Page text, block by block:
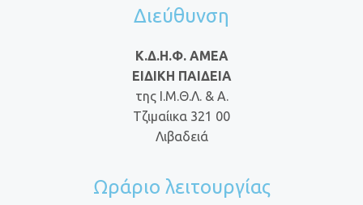
Διεύθυνση
Κ.Δ.Η.Φ. ΑΜΕΑ
ΕΙΔΙΚΗ ΠΑΙΔΕΙΑ
της Ι.Μ.Θ.Λ. & Α.
Τζιμαίικα 321 00
Λιβαδειά
Ωράριο λειτουργίας